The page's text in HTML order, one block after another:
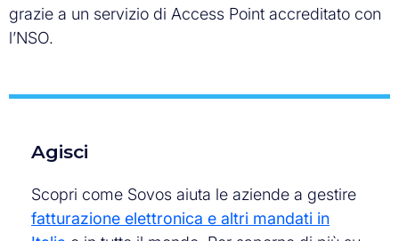
grazie a un servizio di Access Point accreditato con
l’NSO.
Agisci
Scopri come Sovos aiuta le aziende a gestire
fatturazione elettronica e altri mandati in